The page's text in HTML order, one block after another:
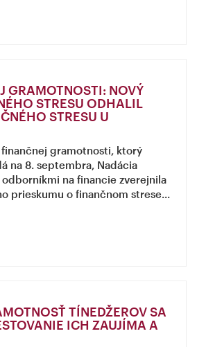
GRAMOTNOSTI: NOVÝ
STRESU ODHALIL
STRESU U
gramotnosti, ktorý
na 8. septembra, Nadácia
odborníkmi na financie zverejnila
prieskumu o finančnom strese...
TÍNEDŽEROV SA
ICH ZAUJÍMA A